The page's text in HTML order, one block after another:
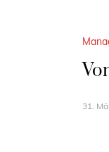
31.